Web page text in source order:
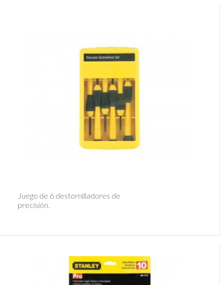
Ver Detalle
Juego de 6 destornilladores de
precisión.